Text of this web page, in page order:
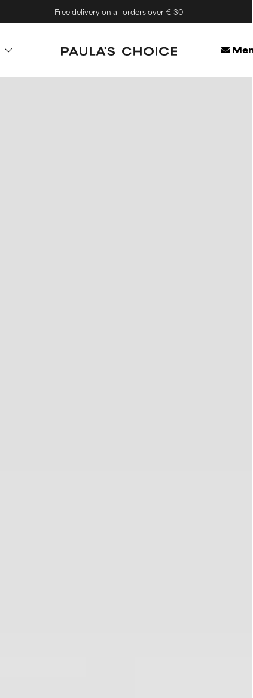
Free delivery on all orders over € 30